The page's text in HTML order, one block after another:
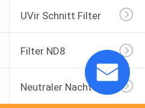
UVir Schnitt Filter
Filter ND8
Neutraler Nachtfilter